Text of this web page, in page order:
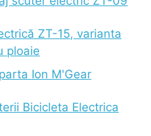
ZT-15, varianta
ploaie
Ion M'Gear
Bicicleta Electrica